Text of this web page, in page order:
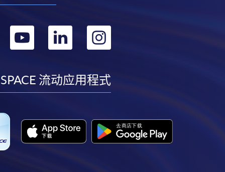
转
youtube
转
linkedin
转
instagram
流动应用程式